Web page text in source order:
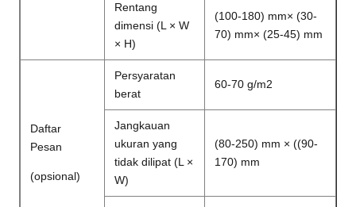
Rentang
dimensi (L × W
× H)
(100-180) mm× (30-
70) mm× (25-45) mm
Daftar
Pesan
(opsional)
Persyaratan
berat
60-70 g/m2
Jangkauan
ukuran yang
tidak dilipat (L ×
W)
(80-250) mm × ((90-
170) mm